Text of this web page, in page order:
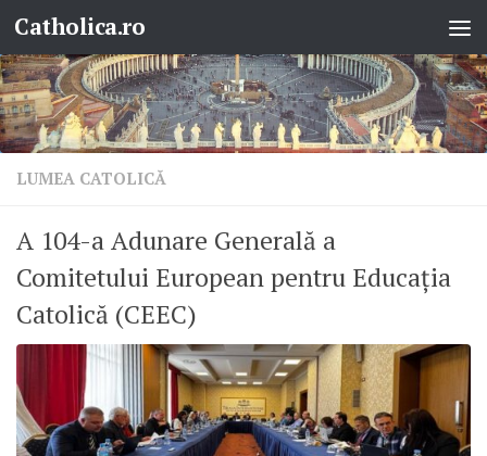
Skip to content
Catholica.ro
LUMEA CATOLICĂ
A 104-a Adunare Generală a
Comitetului European pentru Educația
Catolică (CEEC)